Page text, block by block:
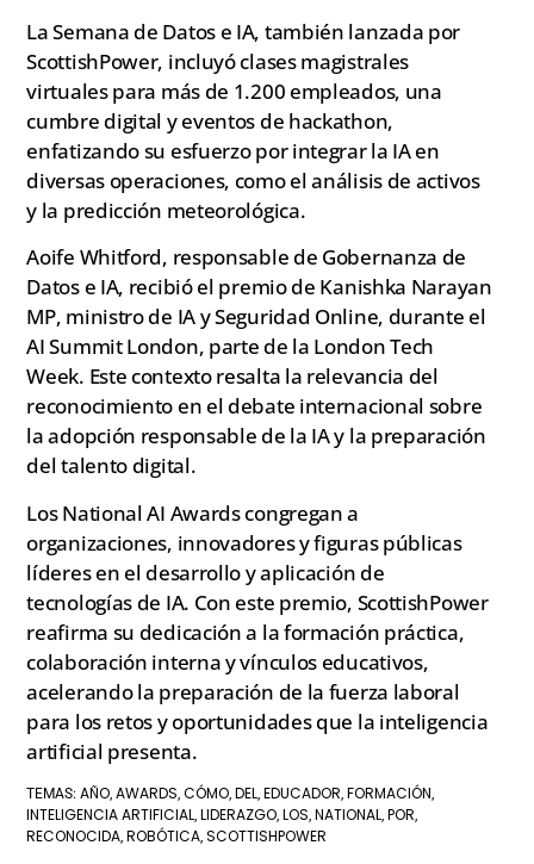
La Semana de Datos e IA, también lanzada por
ScottishPower, incluyó clases magistrales
virtuales para más de 1.200 empleados, una
cumbre digital y eventos de hackathon,
enfatizando su esfuerzo por integrar la IA en
diversas operaciones, como el análisis de activos
y la predicción meteorológica.
Aoife Whitford, responsable de Gobernanza de
Datos e IA, recibió el premio de Kanishka Narayan
MP, ministro de IA y Seguridad Online, durante el
AI Summit London, parte de la London Tech
Week. Este contexto resalta la relevancia del
reconocimiento en el debate internacional sobre
la adopción responsable de la IA y la preparación
del talento digital.
Los National AI Awards congregan a
organizaciones, innovadores y figuras públicas
líderes en el desarrollo y aplicación de
tecnologías de IA. Con este premio, ScottishPower
reafirma su dedicación a la formación práctica,
colaboración interna y vínculos educativos,
acelerando la preparación de la fuerza laboral
para los retos y oportunidades que la inteligencia
artificial presenta.
TEMAS:AÑO,AWARDS,CÓMO, DEL, EDUCADOR, FORMACIÓN,
INTELIGENCIA ARTIFICIAL, LIDERAZGO, LOS, NATIONAL, POR,
RECONOCIDA, ROBÓTICA,SCOTTISHPOWER